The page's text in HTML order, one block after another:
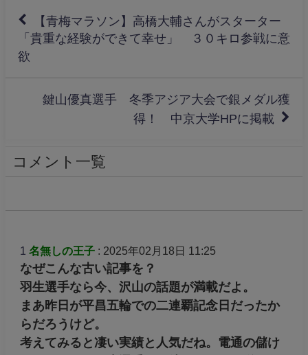
【青梅マラソン】高橋大輔さんがスターター
「貴重な経験ができて幸せ」 ３０キロ参戦に意
欲
鍵山優真選手 冬季アジア大会で銀メダル獲
得！ 中京大学HPに掲載
コメント一覧
1 名無しの王子: 2025年02月18日 11:25
なぜこんな古い記事を？
羽生選手なら今、沢山の話題が満載だよ。
まあ昨日が平昌五輪での二連覇記念日だったか
らだろうけど。
考えてみると凄い実績と人気だね。電通の儲け